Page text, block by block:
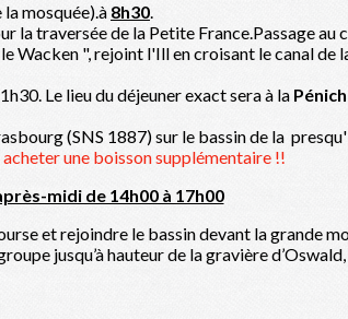
mosquée).à 8h30.
la traversée de la Petite France.Passage
Wacken ", rejoint l'Ill en croisant le canal
Le lieu du déjeuner exact sera à la
(SNS 1887) sur le bassin de la
une boisson supplémentaire !!
midi de 14h00 à 17h00
et rejoindre le bassin devant la grande
jusqu’à hauteur de la gravière